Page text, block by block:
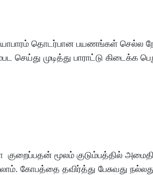
தொடர்பான பயணங்கள் செல்ல
செய்து முடித்து பாராட்டு கிடைக்க
குறைப்பதன் மூலம் குடும்பத்தில் அமைதி
. கோபத்தை தவிர்த்து பேசுவது